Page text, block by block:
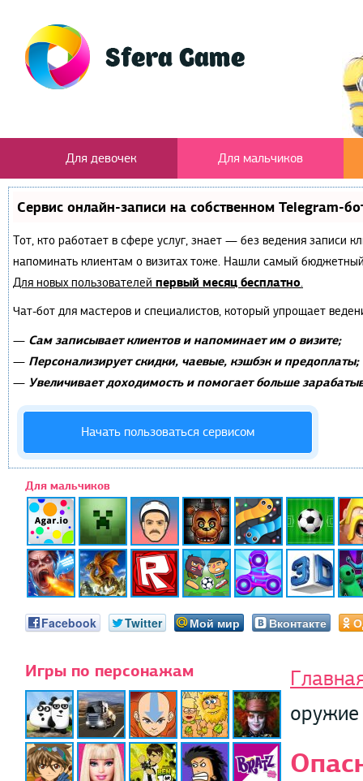
Для девочек Для мальчиков
Сервис онлайн-записи на собственном Telegram-
Тот, кто работает в сфере услуг, знает — без ведения записи
напоминать клиентам о визитах тоже. Нашли самый
Для новых пользователей первый месяц бесплатно.
Чат-бот для мастеров и специалистов, который упрощает
— Сам записывает клиентов и напоминает им о визите;
— Персонализирует скидки, чаевые, кэшбэк и предоплаты;
— Увеличивает доходимость и помогает больше
Начать пользоваться сервисом
Для мальчиков
Facebook Twitter Мой мир Вконтакте
Игры по персонажам